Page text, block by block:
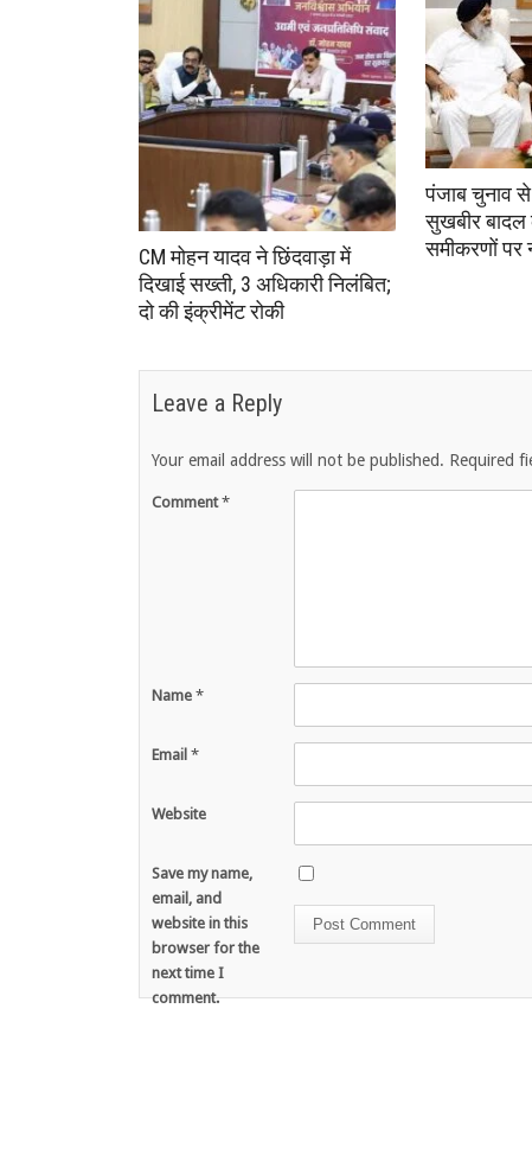
CM मोहन यादव ने छिंदवाड़ा में
दिखाई सख्ती, 3 अधिकारी निलंबित;
दो की इंक्रीमेंट रोकी
पंजाब चुनाव
सुखबीर बादल
समीकरणों पर
Leave a Reply
Your email address will not be published. Required
Comment*
Name *
Email *
Website
Save my name,
email, and
website in this
browser for the
next time I
comment.